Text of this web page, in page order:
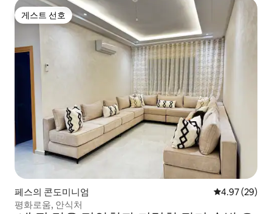
게스트 선호
게스트 선호
페스의 콘도미니엄 평점 4.97점(5
4.97 (29)
평화로움, 안식처